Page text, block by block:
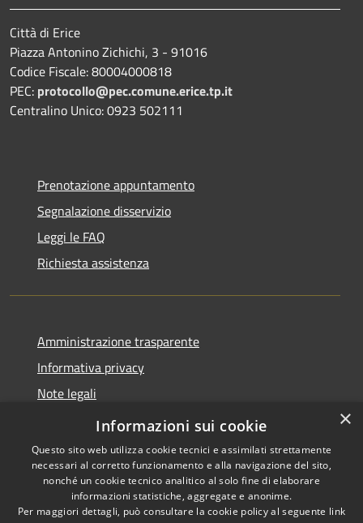
Città di Erice
Piazza Antonino Zichichi, 3 - 91016
Codice Fiscale: 80004000818
PEC: protocollo@pec.comune.erice.tp.it
Centralino Unico: 0923 502111
Prenotazione appuntamento
Segnalazione disservizio
Leggi le FAQ
Richiesta assistenza
Amministrazione trasparente
Informativa privacy
Note legali
Dichiarazione di accessibilità
Copyright © 2026 • Città di
×
Informazioni sui cookie
Questo sito web utilizza cookie tecnici e assimilati strettamente
necessari al corretto funzionamento e alla navigazione del sito,
nonché un cookie tecnico analitico al solo fine di elaborare
informazioni statistiche, aggregate e anonime.
Per maggiori dettagli, può consultare la cookie policy al seguente link